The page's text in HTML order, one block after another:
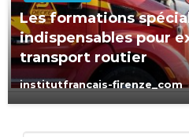
Les formations
indispensables pour
transport routier
institutfrancais-firenze_com